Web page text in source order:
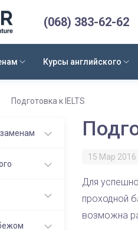
(068) 383-62-62
Курсы английского
Подготовка к IELTS
15 Мар 2016
Для
проходной
возможна